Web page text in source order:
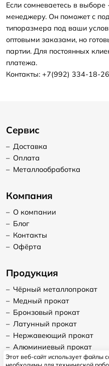
Если сомневаетесь в
менеджеру. Он поможет с
типоразмера под ваши
оптовыми заказами, но
партии. Для постоянных
платежа.
Контакты: +7(992) 334-18-
Сервис
– Доставка
– Оплата
– Металлообработка
Компания
– О компании
– Блог
– Контакты
– Офёрта
Продукция
– Чёрный металлопрокат
– Медный прокат
– Бронзовый прокат
– Латунный прокат
– Нержавеющий прокат
– Алюминиевый прокат
Этот веб-сайт использует файлы